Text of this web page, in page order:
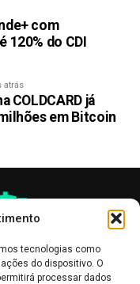
tecnologias como
do dispositivo. O
processar dados
com
120% do CDI
atrás
COLDCARD já
em Bitcoin